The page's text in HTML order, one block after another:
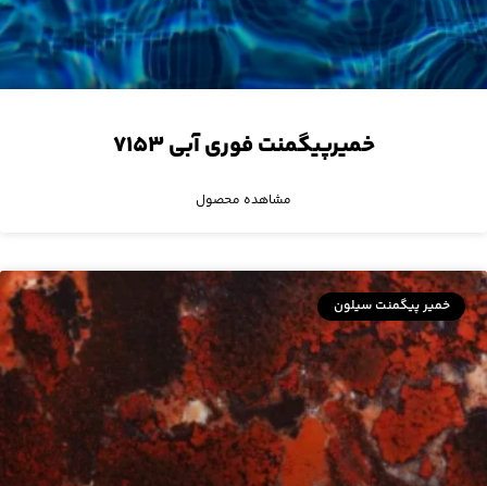
خمیرپیگمنت فوری آبی ۷۱۵۳
مشاهده محصول
خمیر پیگمنت سیلون